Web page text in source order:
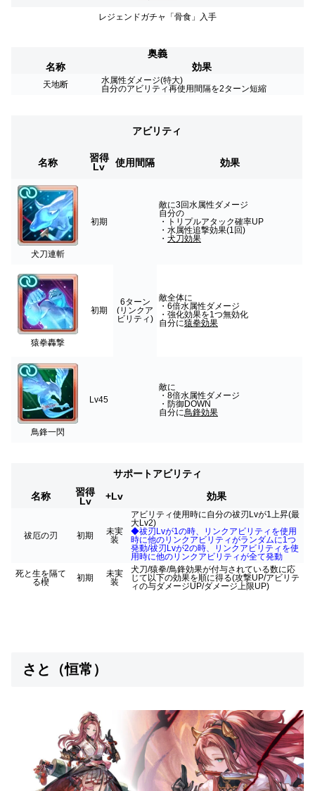
レジェンドガチャ「骨食」入手
奥義
名称
効果
天地断
水属性ダメージ(特大)
自分のアビリティ再使用間隔を2ターン短縮
アビリティ
名称
習得
Lv
使用間隔 効果
犬刀連斬
初期
6ターン
(リンクア
ビリティ)
敵に3回水属性ダメージ
自分の
・トリプルアタック確率UP
・水属性追撃効果(1回)
・ 犬刀効果
猿拳轟撃
初期
敵全体に
・6倍水属性ダメージ
・強化効果を1つ無効化
自分に猿拳効果
鳥鋒一閃
Lv45
敵に
・8倍水属性ダメージ
・防御DOWN
自分に鳥鋒効果
サポートアビリティ
名称
習得
Lv
+Lv 効果
祓厄の刃 初期
未実
装
アビリティ使用時に自分の祓刃Lvが1上昇(最
大Lv2)
◆祓刃Lvが1の時、リンクアビリティを使用
時に他のリンクアビリティがランダムに1つ
発動/祓刃Lvが2の時、リンクアビリティを使
用時に他のリンクアビリティが全て発動
死と生を隔て
る楔
初期
未実
装
犬刀/猿拳/鳥鋒効果が付与されている数に応
じて以下の効果を順に得る(攻撃UP/アビリテ
ィの与ダメージUP/ダメージ上限UP)
さと（恒常）